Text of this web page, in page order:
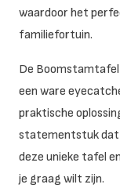
waardoor het
familiefortuin.
De
een ware
praktische
statementstuk dat
deze unieke tafel
je graag wilt zijn.